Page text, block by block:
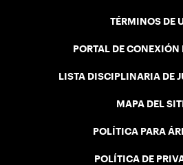
TÉRMINOS DE
PORTAL DE CONEXIÓN
LISTA DISCIPLINARIA DE
MAPA DEL
POLÍTICA PARA
POLÍTICA DE